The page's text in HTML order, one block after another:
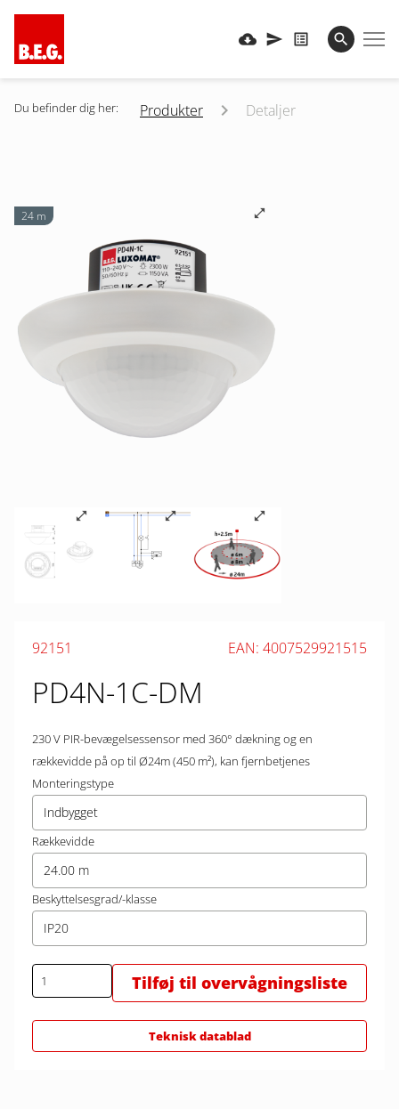
Du befinder dig her: Produkter Detaljer
24 m
92151 EAN: 4007529921515
PD4N-1C-DM
230 V PIR-bevægelsessensor med 360° dækning og en
rækkevidde på op til Ø24m (450 m²), kan fjernbetjenes
Monteringstype
Indbygget
Rækkevidde
24.00 m
Beskyttelsesgrad/-klasse
IP20
Tilføj til overvågningsliste
Teknisk datablad